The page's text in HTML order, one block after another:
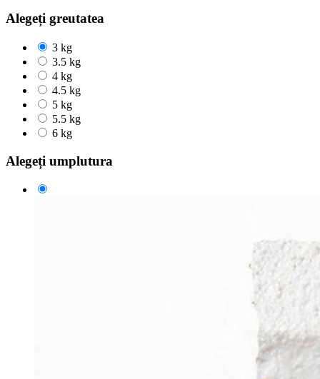
Alegeți greutatea
3 kg
3.5 kg
4 kg
4.5 kg
5 kg
5.5 kg
6 kg
Alegeți umplutura